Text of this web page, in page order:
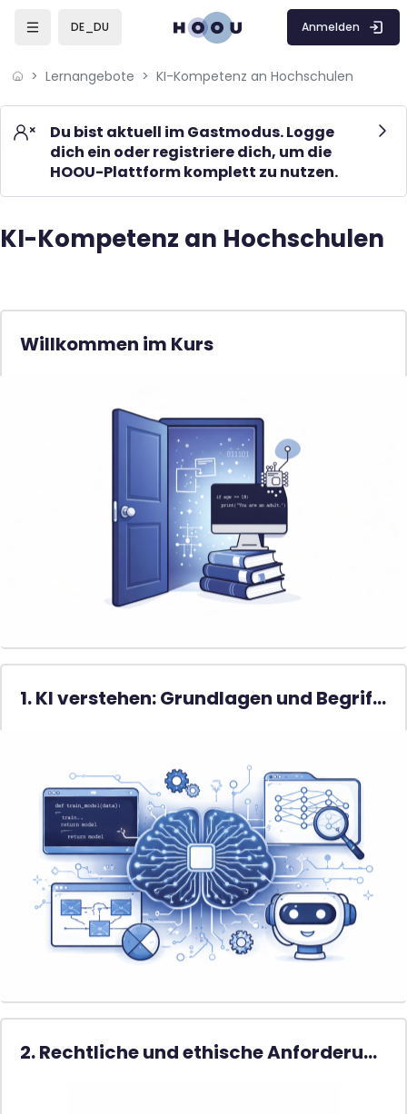
Skip to sidebar navigation menu
Skip to mobile navigation menu
DE_DU Anmelden
Lernangebote KI-Kompetenz an Hochschulen
Du bist aktuell im Gastmodus. Logge
dich ein oder registriere dich, um die
HOOU-Plattform komplett zu nutzen.
Blöcke
KI-Kompetenz an Hochschulen
Willkommen im Kurs
1. KI verstehen: Grundlagen und Begriffe
2. Rechtliche und ethische Anforderungen beim Einsatz von KI